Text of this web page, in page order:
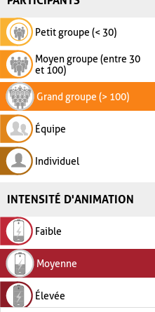
Petit groupe (< 30)
Moyen groupe (entre 30
et 100)
Grand groupe (> 100)
Équipe
Individuel
INTENSITÉ D'ANIMATION
Faible
Moyenne
Élevée